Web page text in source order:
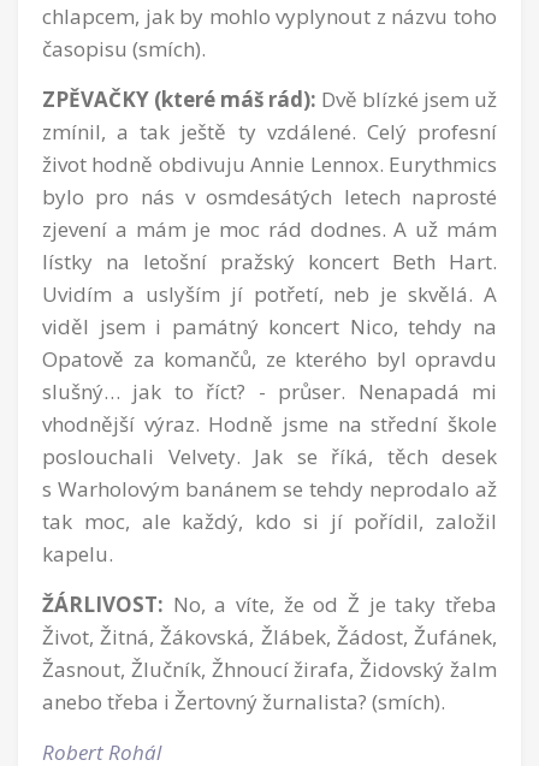
chlapcem, jak by mohlo vyplynout z názvu toho
časopisu (smích).
ZPĚVAČKY (které máš rád): Dvě blízké jsem už
zmínil, a tak ještě ty vzdálené. Celý profesní
život hodně obdivuju Annie Lennox. Eurythmics
bylo pro nás v osmdesátých letech naprosté
zjevení a mám je moc rád dodnes. A už mám
lístky na letošní pražský koncert Beth Hart.
Uvidím a uslyším jí potřetí, neb je skvělá. A
viděl jsem i památný koncert Nico, tehdy na
Opatově za komančů, ze kterého byl opravdu
slušný… jak to říct? - průser. Nenapadá mi
vhodnější výraz. Hodně jsme na střední škole
poslouchali Velvety. Jak se říká, těch desek
s Warholovým banánem se tehdy neprodalo až
tak moc, ale každý, kdo si jí pořídil, založil
kapelu.
ŽÁRLIVOST: No, a víte, že od Ž je taky třeba
Život, Žitná, Žákovská, Žlábek, Žádost, Žufánek,
Žasnout, Žlučník, Žhnoucí žirafa, Židovský žalm
anebo třeba i Žertovný žurnalista? (smích).
Robert Rohál